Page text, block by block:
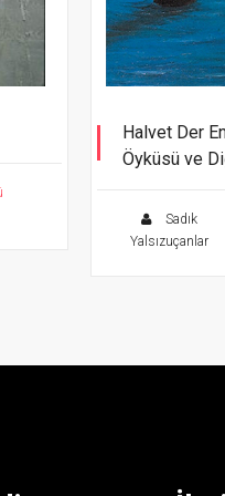
Halvet Der
Öyküsü ve
Sadık
Yalsızuçanlar